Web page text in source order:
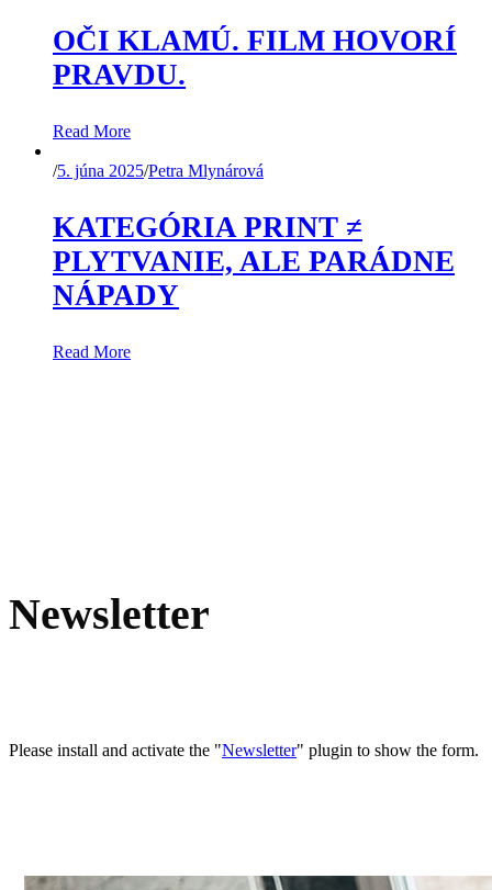
OČI KLAMÚ. FILM HOVORÍ
PRAVDU.
Read More
/5. júna 2025/Petra Mlynárová
KATEGÓRIA PRINT ≠
PLYTVANIE, ALE PARÁDNE
NÁPADY
Read More
Newsletter
Please install and activate the "Newsletter" plugin to show the form.